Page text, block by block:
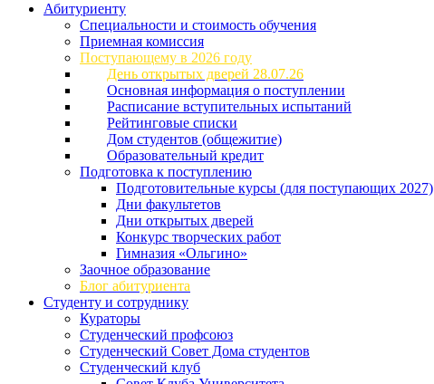
Абитуриенту
Специальности и стоимость обучения
Приемная комиссия
Поступающему в 2026 году
День открытых дверей 28.07.26
Основная информация о поступлении
Расписание вступительных испытаний
Рейтинговые списки
Дом студентов (общежитие)
Образовательный кредит
Подготовка к поступлению
Подготовительные курсы (для поступающих 2027)
Дни факультетов
Дни открытых дверей
Конкурс творческих работ
Гимназия «Ольгино»
Заочное образование
Блог абитуриента
Студенту и сотруднику
Кураторы
Студенческий профсоюз
Студенческий Совет Дома студентов
Студенческий клуб